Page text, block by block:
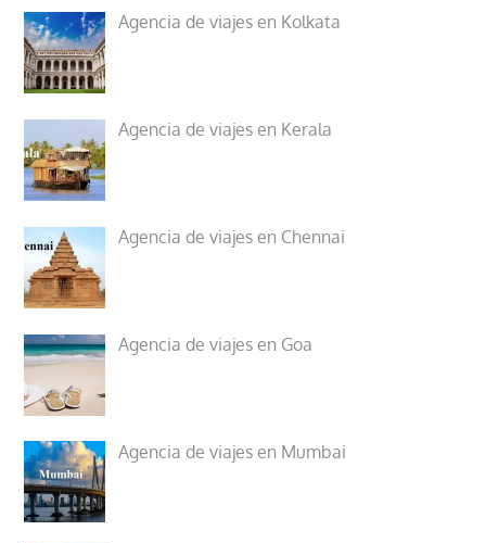
Agencia de viajes en Kolkata
Agencia de viajes en Kerala
Agencia de viajes en Chennai
Agencia de viajes en Goa
Agencia de viajes en Mumbai